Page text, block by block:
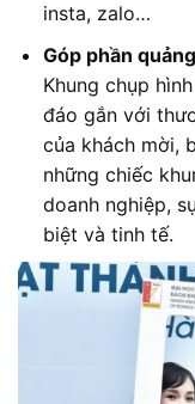
insta, zalo…
Góp phần
Khung chụp
đáo gắn với
của khách mời,
những chiếc
doanh nghiệp,
biệt và tinh tế.